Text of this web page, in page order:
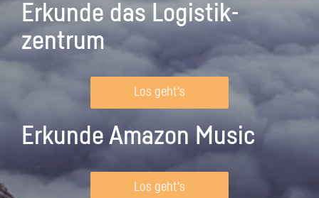
Erkunde das Logistik­
zentrum
Los geht's
Erkunde Amazon Music
Los geht's